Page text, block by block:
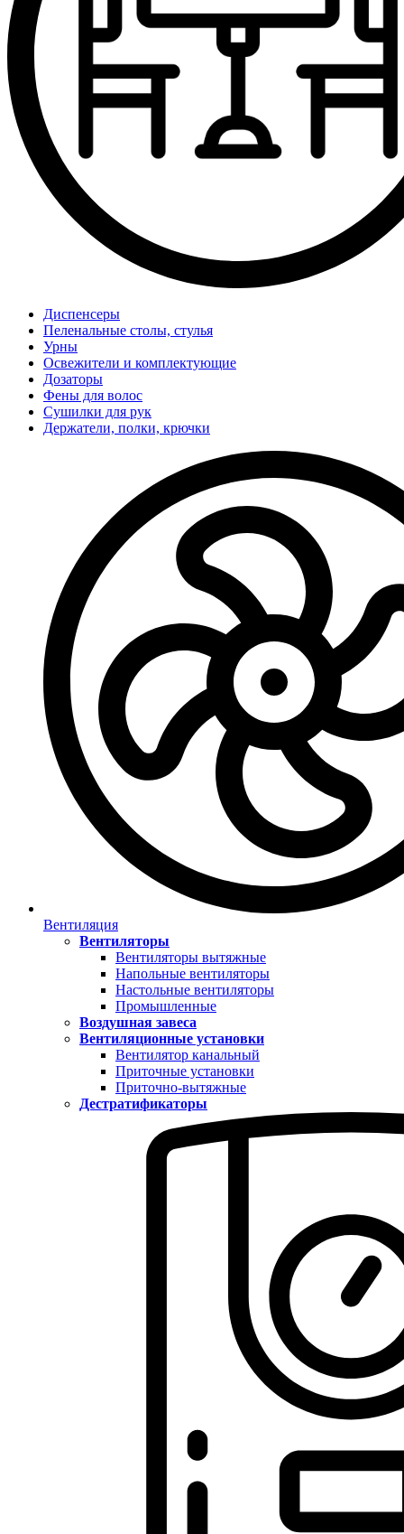
Диспенсеры
Пеленальные столы, стулья
Урны
Освежители и комплектующие
Дозаторы
Фены для волос
Сушилки для рук
Держатели, полки, крючки
Вентиляция
Вентиляторы
Вентиляторы вытяжные
Напольные вентиляторы
Настольные вентиляторы
Промышленные
Воздушная завеса
Вентиляционные установки
Вентилятор канальный
Приточные установки
Приточно-вытяжные
Дестратификаторы